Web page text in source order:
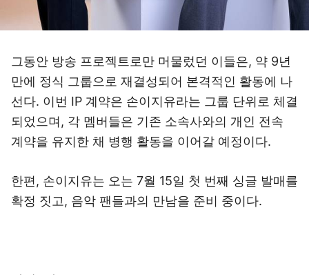
그동안 방송 프로젝트로만 머물렀던 이들은, 약 9년
만에 정식 그룹으로 재결성되어 본격적인 활동에 나
선다. 이번 IP 계약은 손이지유라는 그룹 단위로 체결
되었으며, 각 멤버들은 기존 소속사와의 개인 전속
계약을 유지한 채 병행 활동을 이어갈 예정이다.
한편, 손이지유는 오는 7월 15일 첫 번째 싱글 발매를
확정 짓고, 음악 팬들과의 만남을 준비 중이다.